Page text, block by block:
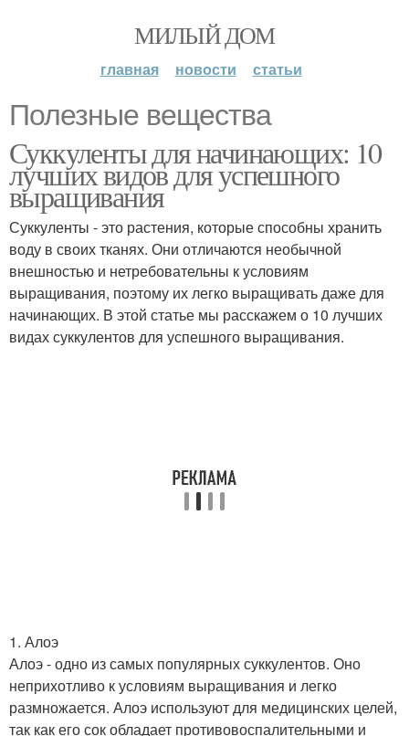
МИЛЫЙ ДОМ
главная новости статьи
Полезные вещества
Суккуленты для начинающих: 10
лучших видов для успешного
выращивания
Суккуленты - это растения, которые способны хранить
воду в своих тканях. Они отличаются необычной
внешностью и нетребовательны к условиям
выращивания, поэтому их легко выращивать даже для
начинающих. В этой статье мы расскажем о 10 лучших
видах суккулентов для успешного выращивания.
1. Алоэ
Алоэ - одно из самых популярных суккулентов. Оно
неприхотливо к условиям выращивания и легко
размножается. Алоэ используют для медицинских целей,
так как его сок обладает противовоспалительными и